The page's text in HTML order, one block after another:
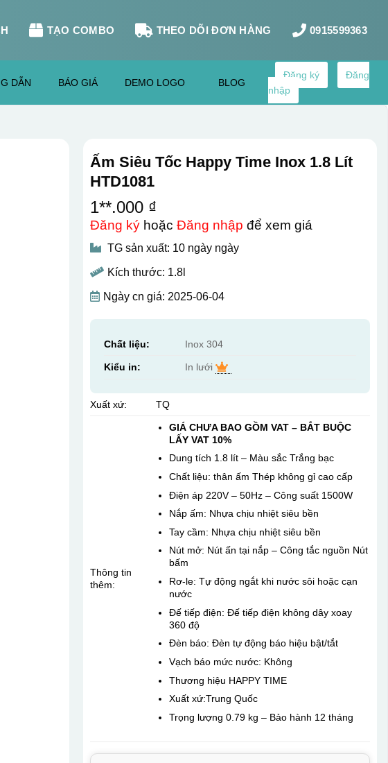
TẠO COMBO THEO DÕI ĐƠN HÀNG 0915599363
DẪN BÁO GIÁ DEMO LOGO BLOG
Đăng ký
Đăng
nhập
Ấm Siêu Tốc Happy Time Inox 1.8 Lít
HTD1081
1**.000 ₫
Đăng kýhoặc Đăng nhập để xem giá
TG sản xuất: 10 ngày ngày
Kích thước: 1.8l
Ngày cn giá: 2025-06-04
Chất liệu: Inox 304
Kiểu in: In lưới
Xuất xứ: TQ
Thông tin
thêm:
GIÁ CHƯA BAO GỒM VAT – BẮT BUỘC
LẤY VAT 10%
Dung tích 1.8 lít – Màu sắc Trắng bạc
Chất liệu: thân ấm Thép không gỉ cao cấp
Điện áp 220V – 50Hz – Công suất 1500W
Nắp ấm: Nhựa chịu nhiệt siêu bền
Tay cầm: Nhựa chịu nhiệt siêu bền
Nút mở: Nút ấn tại nắp – Công tắc nguồn Nút
bấm
Rơ-le: Tự động ngắt khi nước sôi hoặc cạn
nước
Đế tiếp điện: Đế tiếp điện không dây xoay
360 độ
Đèn báo: Đèn tự động báo hiệu bật/tắt
Vạch báo mức nước: Không
Thương hiệu HAPPY TIME
Xuất xứ:Trung Quốc
Trọng lượng 0.79 kg – Bảo hành 12 tháng